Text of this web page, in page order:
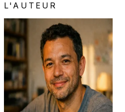
L'AUTEUR